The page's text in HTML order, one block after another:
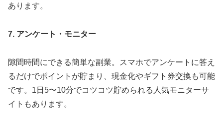
あります。
7. アンケート・モニター
隙間時間にできる簡単な副業。スマホでアンケートに答え
るだけでポイントが貯まり、現金化やギフト券交換も可能
です。1日5〜10分でコツコツ貯められる人気モニターサ
イトもあります。